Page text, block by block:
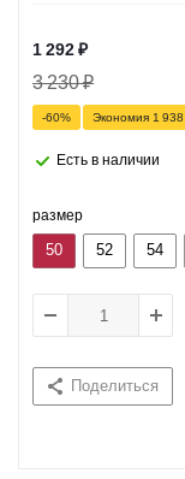
1 292₽
3 230₽
-60% Экономия 1 938
Есть в наличии
размер
50 52 54
Поделиться